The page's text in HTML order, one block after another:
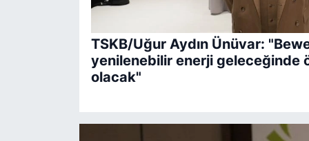
TSKB/Uğur Aydın Ünüvar:
yenilenebilir enerji geleceğinde
olacak"